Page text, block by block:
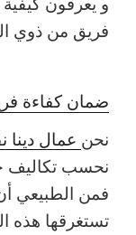
فريق من ذوي
ضمان كفاءة
نحن عمال
نحسب تكاليف
فمن الطبيعي
تستغرقها هذه